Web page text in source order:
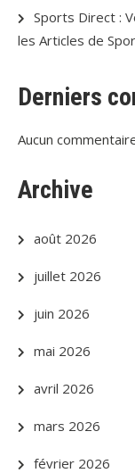
Sports Direct :
les Articles de
Derniers
Aucun
Archive
août 2026
juillet 2026
juin 2026
mai 2026
avril 2026
mars 2026
février 2026